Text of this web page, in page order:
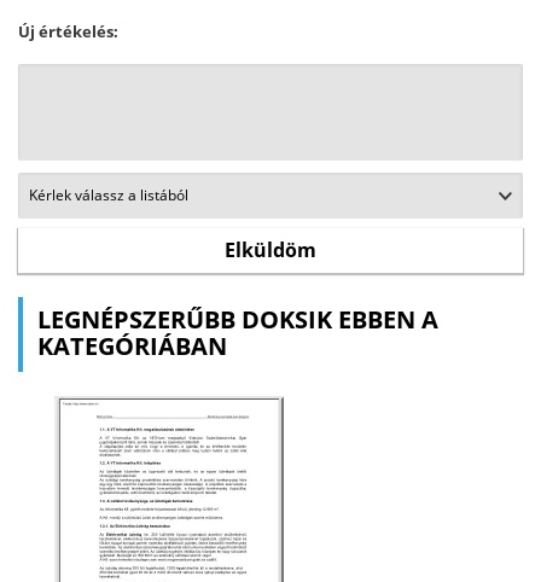
Új értékelés:
LEGNÉPSZERŰBB DOKSIK EBBEN A
KATEGÓRIÁBAN